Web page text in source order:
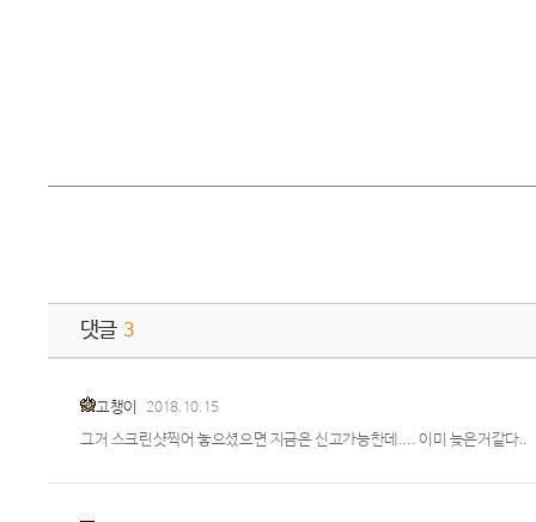
댓글 3
고챙이 2018.10.15
그거 스크린샷찍어 놓으셨으면 지금은 신고가능한데.... 이미 늦은거같다..